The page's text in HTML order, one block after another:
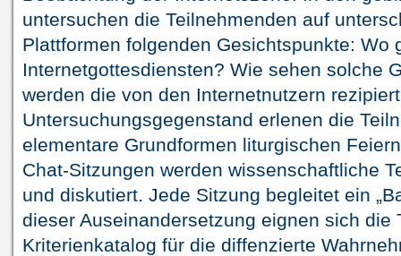
untersuchen die Teilnehmenden auf
Plattformen folgenden Gesichtspunkte: Wo
Internetgottesdiensten? Wie sehen solche
werden die von den Internetnutzern
Untersuchungsgegenstand erlenen die
elementare Grundformen liturgischen
Chat-Sitzungen werden wissenschaftliche
und diskutiert. Jede Sitzung begleitet ein
dieser Auseinandersetzung eignen sich die
Kriterienkatalog für die diffenzierte